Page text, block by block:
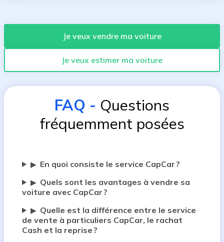
Je veux vendre ma voiture
Je veux estimer ma voiture
FAQ - Questions
fréquemment posées
▶ En quoi consiste le service CapCar ?
▶ Quels sont les avantages à vendre sa
voiture avec CapCar ?
▶ Quelle est la différence entre le service
de vente à particuliers CapCar, le rachat
Cash et la reprise ?